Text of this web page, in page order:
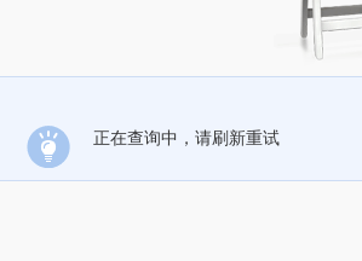
正在查询中，请刷新重试